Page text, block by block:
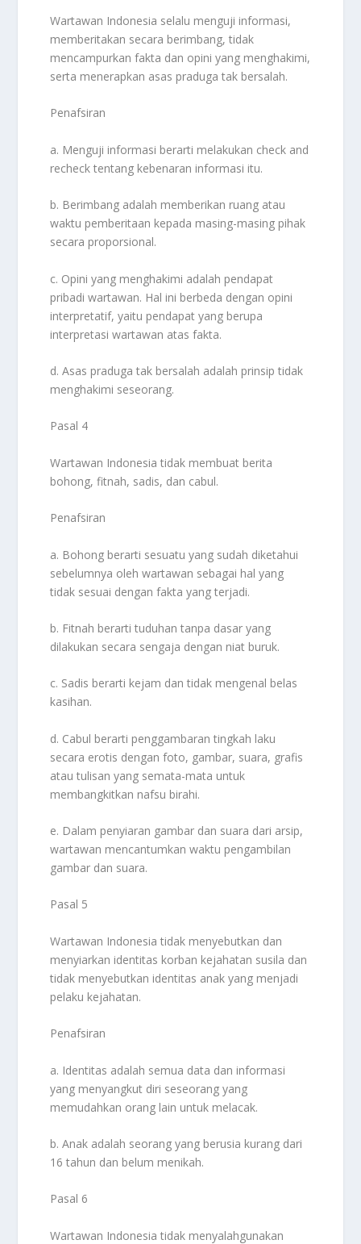
Wartawan Indonesia selalu menguji informasi,
memberitakan secara berimbang, tidak
mencampurkan fakta dan opini yang menghakimi,
serta menerapkan asas praduga tak bersalah.
Penafsiran
a. Menguji informasi berarti melakukan check and
recheck tentang kebenaran informasi itu.
b. Berimbang adalah memberikan ruang atau
waktu pemberitaan kepada masing-masing pihak
secara proporsional.
c. Opini yang menghakimi adalah pendapat
pribadi wartawan. Hal ini berbeda dengan opini
interpretatif, yaitu pendapat yang berupa
interpretasi wartawan atas fakta.
d. Asas praduga tak bersalah adalah prinsip tidak
menghakimi seseorang.
Pasal 4
Wartawan Indonesia tidak membuat berita
bohong, fitnah, sadis, dan cabul.
Penafsiran
a. Bohong berarti sesuatu yang sudah diketahui
sebelumnya oleh wartawan sebagai hal yang
tidak sesuai dengan fakta yang terjadi.
b. Fitnah berarti tuduhan tanpa dasar yang
dilakukan secara sengaja dengan niat buruk.
c. Sadis berarti kejam dan tidak mengenal belas
kasihan.
d. Cabul berarti penggambaran tingkah laku
secara erotis dengan foto, gambar, suara, grafis
atau tulisan yang semata-mata untuk
membangkitkan nafsu birahi.
e. Dalam penyiaran gambar dan suara dari arsip,
wartawan mencantumkan waktu pengambilan
gambar dan suara.
Pasal 5
Wartawan Indonesia tidak menyebutkan dan
menyiarkan identitas korban kejahatan susila dan
tidak menyebutkan identitas anak yang menjadi
pelaku kejahatan.
Penafsiran
a. Identitas adalah semua data dan informasi
yang menyangkut diri seseorang yang
memudahkan orang lain untuk melacak.
b. Anak adalah seorang yang berusia kurang dari
16 tahun dan belum menikah.
Pasal 6
Wartawan Indonesia tidak menyalahgunakan